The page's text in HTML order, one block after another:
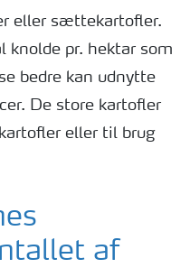
eller sættekartofler.
knolde pr. hektar som
bedre kan udnytte
De store kartofler
eller til brug
af